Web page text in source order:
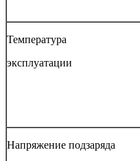
Температура
эксплуатации
Напряжение подзаряда